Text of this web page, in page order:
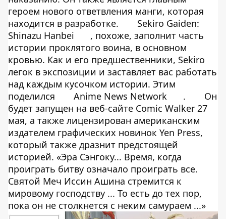
героем нового ответвления манги, которая
находится в разработке.
Sekiro Gaiden:
Shinazu Hanbei
, похоже, заполнит часть
истории проклятого воина, в основном
кровью. Как и его предшественники, Sekiro
легок в экспозиции и заставляет вас работать
над каждым кусочком истории. Этим
поделился
Anime News Network .
Он
будет запущен на веб-сайте Comic Walker 27
мая, а также лицензирован американским
издателем графических новинок Yen Press,
который также дразнит предстоящей
историей. «Эра Сэнгоку... Время, когда
проиграть битву означало проиграть все.
Святой Меч Иссин Ашина стремится к
мировому господству ... То есть до тех пор,
пока он не столкнется с неким самураем ...»